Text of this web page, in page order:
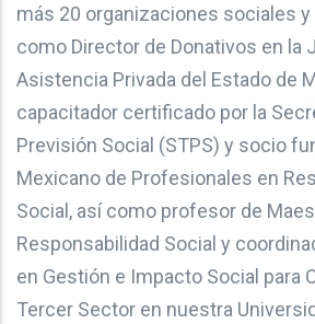
más 20 organizaciones sociales
como Director de Donativos en la
Asistencia Privada del Estado de
capacitador certificado por la
Previsión Social (STPS) y socio
Mexicano de Profesionales en
Social, así como profesor de
Responsabilidad Social y
en Gestión e Impacto Social para
Tercer Sector en nuestra